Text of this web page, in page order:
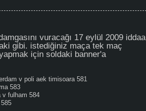
vuracağı 17 eylül 2009 iddaa
gibi. istediğiniz maça tek maç
için soldaki banner'a
v poli aek timisoara 581
583
v fulham 584